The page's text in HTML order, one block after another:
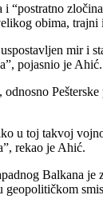
obima,
mir i
pojasnio je Ahić.
u toj takvoj
rekao je Ahić.
Balkana